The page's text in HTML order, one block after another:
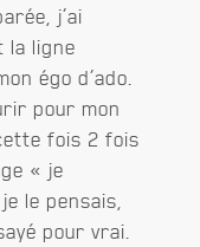
j’ai
la ligne
égo d’ado.
pour mon
fois 2 fois
« je
le pensais,
pour vrai.